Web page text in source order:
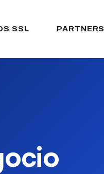
SSL PARTNERS